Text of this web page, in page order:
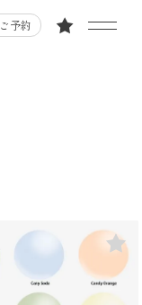
ご予約